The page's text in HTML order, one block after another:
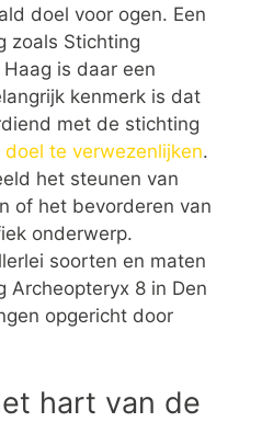
doel voor ogen. Een
zoals Stichting
is daar een
kenmerk is dat
met de stichting
doel te verwezenlijken.
het steunen van
of het bevorderen van
onderwerp.
soorten en maten
Archeopteryx 8 in Den
opgericht door
hart van de